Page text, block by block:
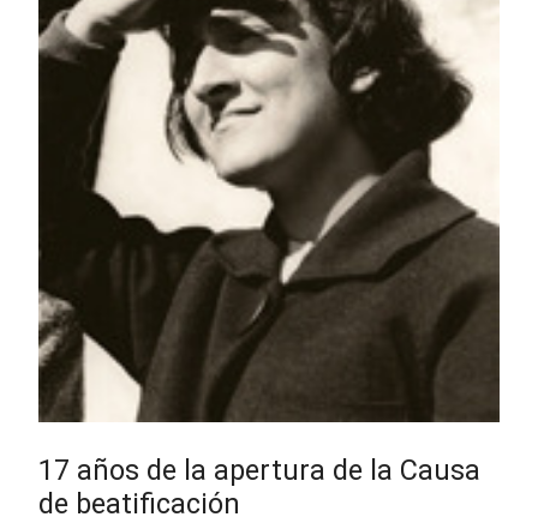
17 años de la apertura de la Causa
de beatificación